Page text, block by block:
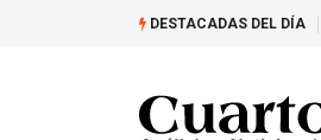
DESTACADAS DEL DÍA